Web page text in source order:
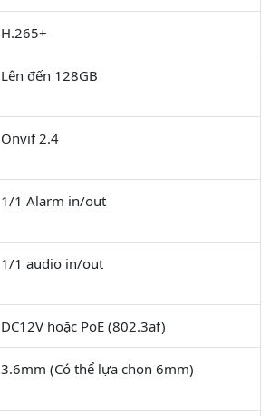
H.265+
Lên đến 128GB
Onvif 2.4
1/1 Alarm in/out
1/1 audio in/out
DC12V hoặc PoE (802.3af)
3.6mm (Có thể lựa chọn 6mm)